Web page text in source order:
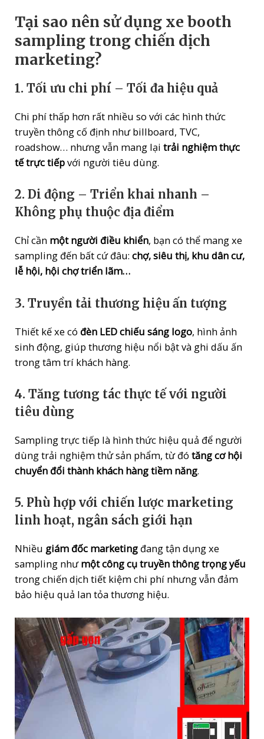
Tại sao nên sử dụng xe booth
sampling trong chiến dịch
marketing?
1.Tối ưu chi phí – Tối đa hiệu quả
Chi phí thấp hơn rất nhiều so với các hình thức
truyền thông cố định như billboard, TVC,
roadshow… nhưng vẫn mang lạitrải nghiệm thực
tế trực tiếpvới người tiêu dùng.
2.Di động – Triển khai nhanh –
Không phụ thuộc địa điểm
Chỉ cần một người điều khiển, bạn có thể mang xe
sampling đến bất cứ đâu:chợ, siêu thị, khu dân cư,
lễ hội, hội chợ triển lãm…
3.Truyền tải thương hiệu ấn tượng
Thiết kế xe có đèn LED chiếu sáng logo, hình ảnh
sinh động, giúp thương hiệu nổi bật và ghi dấu ấn
trong tâm trí khách hàng.
4.Tăng tương tác thực tế với người
tiêu dùng
Sampling trực tiếp là hình thức hiệu quả để người
dùng trải nghiệm thử sản phẩm, từ đótăng cơ hội
chuyển đổi thành khách hàng tiềm năng.
5. Phù hợp với chiến lược marketing
linh hoạt, ngân sách giới hạn
Nhiều giám đốc marketing đang tận dụng xe
sampling nhưmột công cụ truyền thông trọng yếu
trong chiến dịch tiết kiệm chi phí nhưng vẫn đảm
bảo hiệu quả lan tỏa thương hiệu.